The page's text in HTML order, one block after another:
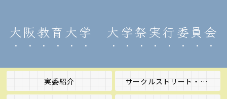
大阪教育大学 大学祭実行委員会
実委紹介 サークルストリート・五月祭